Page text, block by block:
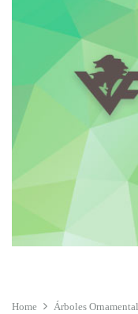
Home Árboles